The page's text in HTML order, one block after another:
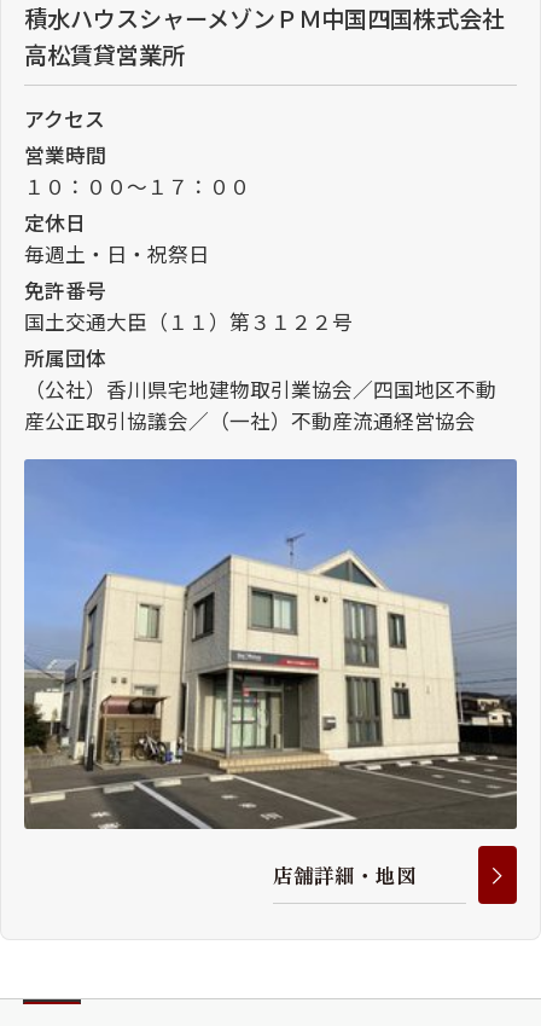
積水ハウスシャーメゾンＰＭ中国四国株式会社
高松賃貸営業所
アクセス
営業時間
１０：００～１７：００
定休日
毎週土・日・祝祭日
免許番号
国土交通大臣（１１）第３１２２号
所属団体
（公社）香川県宅地建物取引業協会／四国地区不動
産公正取引協議会／（一社）不動産流通経営協会
店舗詳細 ・地図